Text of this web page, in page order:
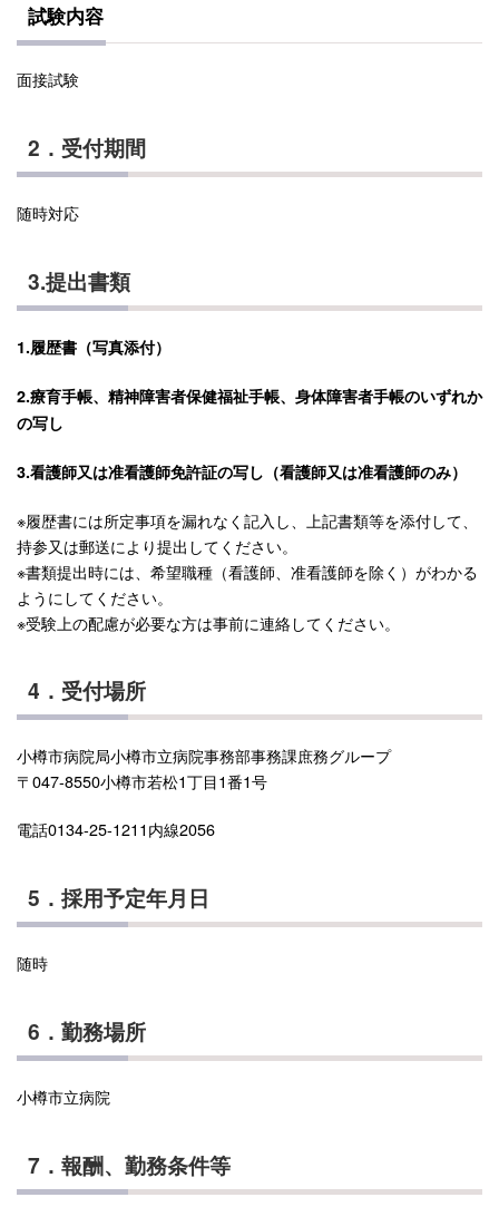
試験内容
面接試験
2．受付期間
随時対応
3.提出書類
1.履歴書（写真添付）
2.療育手帳、精神障害者保健福祉手帳、身体障害者手帳のいずれか
の写し
3.看護師又は准看護師免許証の写し（看護師又は准看護師のみ）
※履歴書には所定事項を漏れなく記入し、上記書類等を添付して、
持参又は郵送により提出してください。
※書類提出時には、希望職種（看護師、准看護師を除く）がわかる
ようにしてください。
※受験上の配慮が必要な方は事前に連絡してください。
4．受付場所
小樽市病院局小樽市立病院事務部事務課庶務グループ
〒047-8550小樽市若松1丁目1番1号
電話0134-25-1211内線2056
5．採用予定年月日
随時
6．勤務場所
小樽市立病院
7．報酬、勤務条件等